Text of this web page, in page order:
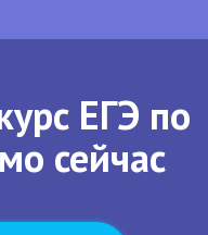
ЕГЭ по
сейчас